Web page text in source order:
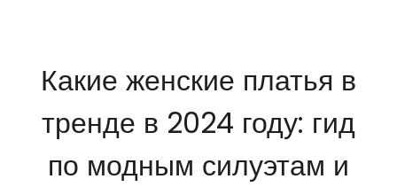
Какие женские платья в
тренде в 2024 году: гид
по модным силуэтам и